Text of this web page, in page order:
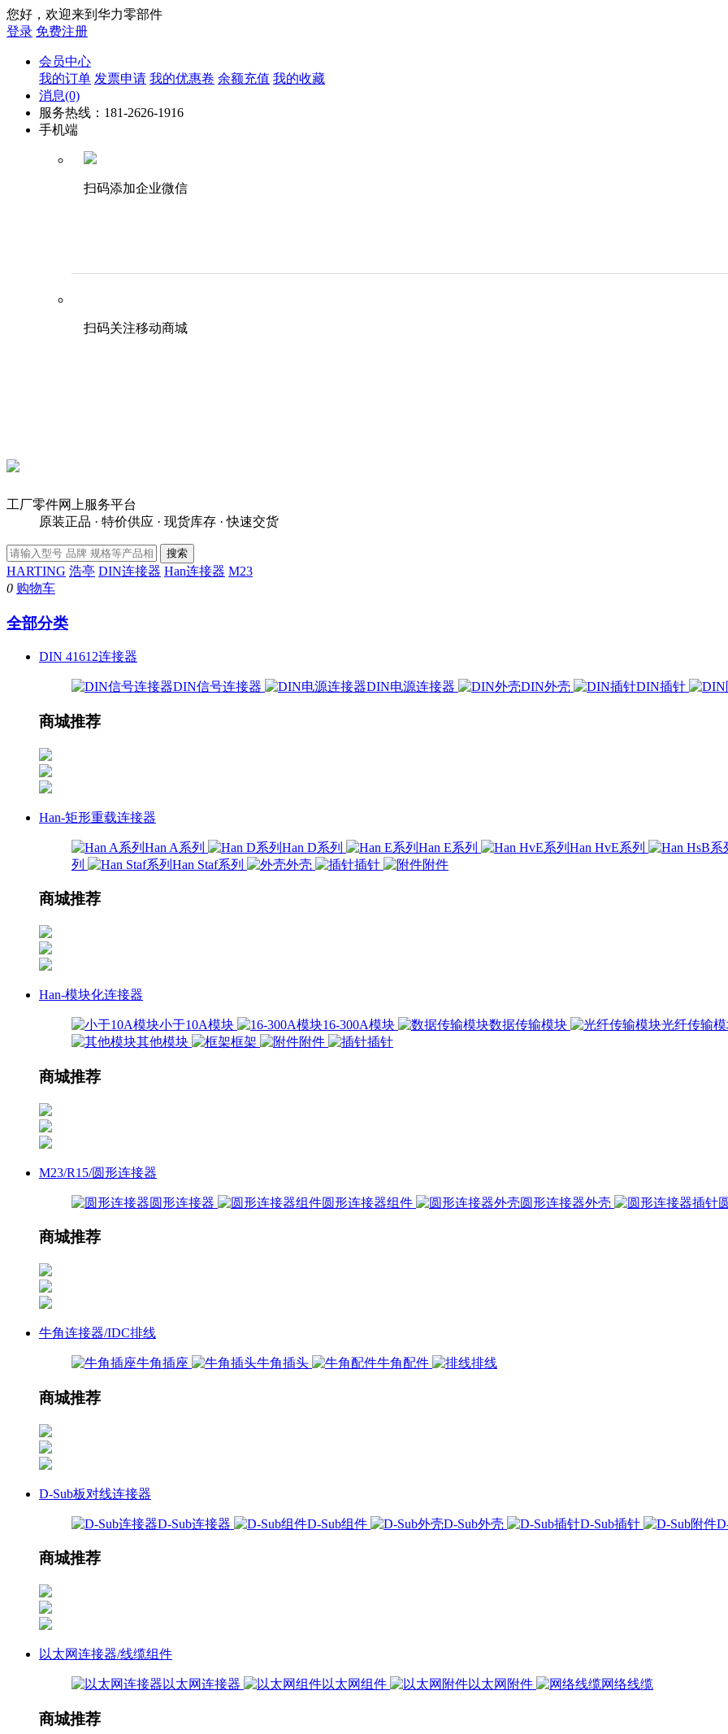
您好，欢迎来到华力零部件
登录 免费注册
会员中心
我的订单 发票申请 我的优惠卷 余额充值 我的收藏
消息(0)
服务热线：181-2626-1916
手机端
扫码添加企业微信
扫码关注移动商城
工厂零件网上服务平台
原装正品 · 特价供应 · 现货库存 · 快速交货
HARTING 浩亭 DIN连接器 Han连接器 M23
0 购物车
全部分类
DIN 41612连接器
DIN信号连接器 DIN电源连接器 DIN外壳 DIN插针
商城推荐
Han-矩形重载连接器
Han A系列 Han D系列 Han E系列 Han HvE系列
列
Han Staf系列 外壳 插针 附件
商城推荐
Han-模块化连接器
小于10A模块 16-300A模块 数据传输模块 光纤传输
其他模块
框架 附件 插针
商城推荐
M23/R15/圆形连接器
圆形连接器 圆形连接器组件 圆形连接器外壳
商城推荐
牛角连接器/IDC排线
牛角插座 牛角插头 牛角配件 排线
商城推荐
D-Sub板对线连接器
D-Sub连接器 D-Sub组件 D-Sub外壳 D-Sub插针
商城推荐
以太网连接器/线缆组件
以太网连接器 以太网组件 以太网附件 网络线缆
商城推荐